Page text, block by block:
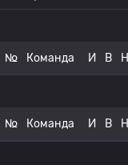
№ Команда И В Н
№ Команда И В Н